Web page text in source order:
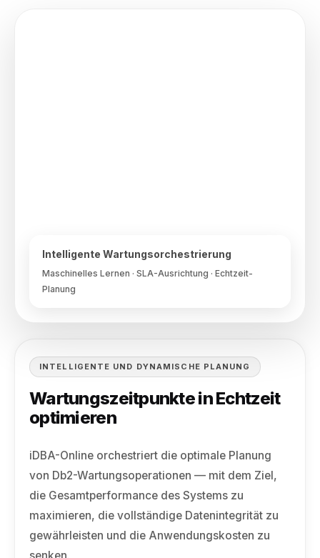
Intelligente Wartungsorchestrierung
Maschinelles Lernen · SLA-Ausrichtung · Echtzeit-
Planung
INTELLIGENTE UND DYNAMISCHE PLANUNG
Wartungszeitpunkte in Echtzeit
optimieren
iDBA-Online orchestriert die optimale Planung
von Db2-Wartungsoperationen — mit dem Ziel,
die Gesamtperformance des Systems zu
maximieren, die vollständige Datenintegrität zu
gewährleisten und die Anwendungskosten zu